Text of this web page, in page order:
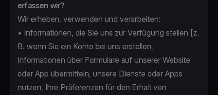
erfassen wir?
Wir erheben, verwenden und verarbeiten:
• Informationen, die Sie uns zur Verfügung stellen [z.
B. wenn Sie ein Konto bei uns erstellen,
Informationen über Formulare auf unserer Website
oder App übermitteln, unsere Dienste oder Apps
nutzen, Ihre Präferenzen für den Erhalt von